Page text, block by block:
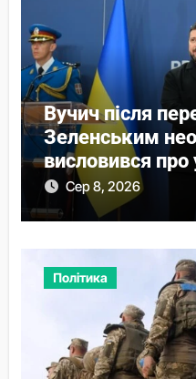
Вучич після
Зеленським
висловився про
території
Сер 8, 2026
Політика